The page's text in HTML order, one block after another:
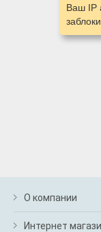
Ваш IP
О компании
Интернет